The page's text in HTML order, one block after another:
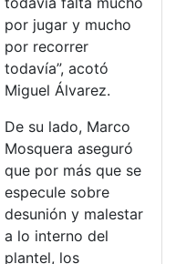
por jugar y mucho
por recorrer
todavía”, acotó
Miguel Álvarez.
De su lado, Marco
Mosquera aseguró
que por más que se
especule sobre
desunión y malestar
a lo interno del
plantel, los